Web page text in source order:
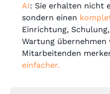
AI: Sie erhalten nicht
sondern einen
Einrichtung,
Wartung übernehmen
Mitarbeitenden
einfacher.